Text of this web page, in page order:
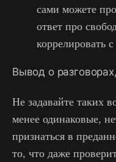
сами можете
ответ про
коррелировать
Вывод о
Не задавайте таких
менее одинаковые,
признаться в
то, что даже